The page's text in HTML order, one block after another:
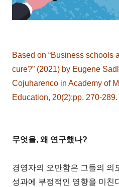
Based on “Business schools
cure?” (2021) by Eugene
Cojuharenco in Academy of
Education, 20(2):pp. 270-289.
무엇을, 왜 연구했나?
경영자의 오만함은 그들의 의
성과에 부정적인 영향을 미친